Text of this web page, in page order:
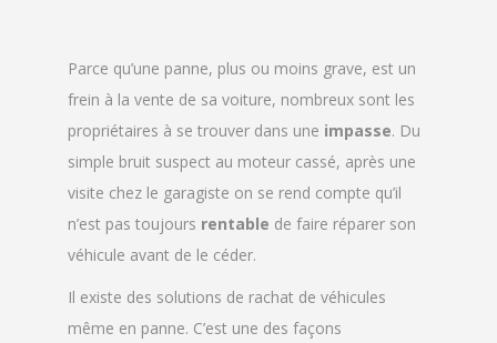
propriétaires à se trouver dans une impasse. Du
simple bruit suspect au moteur cassé, après une
visite chez le garagiste on se rend compte qu’il
n’est pas toujoursrentablede faire réparer son
véhicule avant de le céder.
Il existe des solutions de rachat de véhicules
même en panne. C’est une des façons
delimiter les fraiset de s’y retrouver
financièrement. Mais il convient d’abord de se